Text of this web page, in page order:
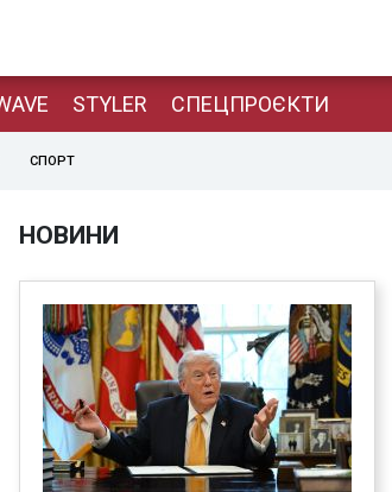
STYLER СПЕЦПРОЄКТИ
СПОРТ
НОВИНИ